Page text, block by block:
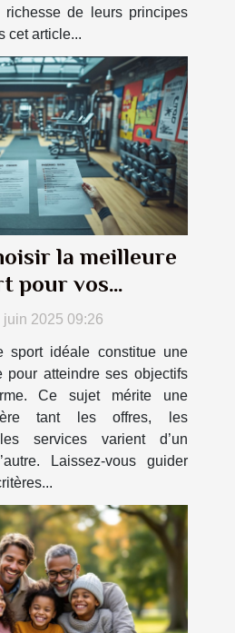
de leurs principes
cet article...
la meilleure
pour vos
fitness
juin 2025 09:26
sport idéale constitue une
pour atteindre ses objectifs
Ce sujet mérite une
tant les offres, les
services varient d’un
Laissez-vous guider